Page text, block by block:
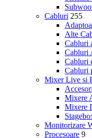
Cabluri 255
Alte
Cabluri
Cabluri
Cabluri
Cabluri
Mixer Live si
Mixere
Mixere
Monitorizare
Procesoare 9